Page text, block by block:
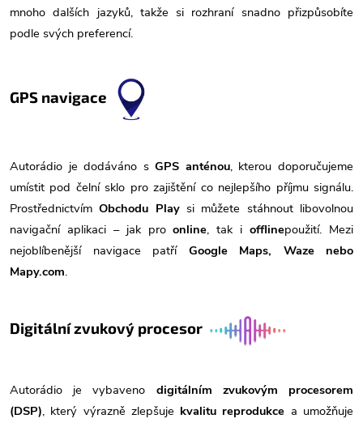
mnoho dalších jazyků, takže si rozhraní snadno přizpůsobíte
podle svých preferencí.
GPS navigace
Autorádio je dodáváno s GPS anténou, kterou doporučujeme
umístit pod čelní sklo pro zajištění co nejlepšího příjmu signálu.
Prostřednictvím Obchodu Play si můžete stáhnout libovolnou
navigační aplikaci – jak pro online, tak i offlinepoužití. Mezi
nejoblíbenější navigace patří
Google Maps, Waze nebo
Mapy.com.
Digitální zvukový procesor
Autorádio je vybaveno digitálním zvukovým procesorem
(DSP), který výrazně zlepšuje kvalitu reprodukce a umožňuje